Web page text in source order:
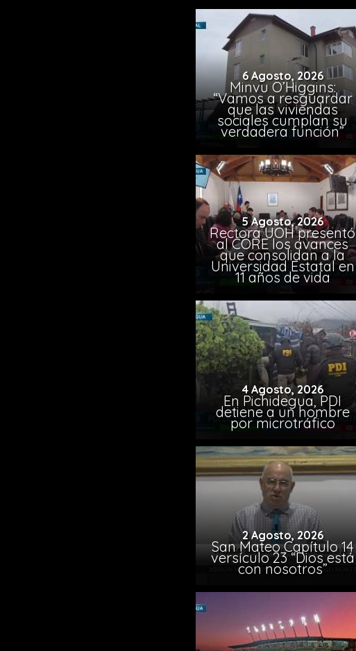
6 Agosto, 2026
Minvu O’Higgins:
“Vamos a resguardar
que las viviendas
sociales cumplan su
verdadera función”
5 Agosto, 2026
Rectora UOH presentó
al CORE los avances
que consolidan a la
Universidad Estatal en
11 años de vida
4 Agosto, 2026
En Pichidegua, PDI
detiene a un hombre
por microtráfico
2 Agosto, 2026
San Mateo Capítulo 14
versículo 23 “Dios está
con nosotros”